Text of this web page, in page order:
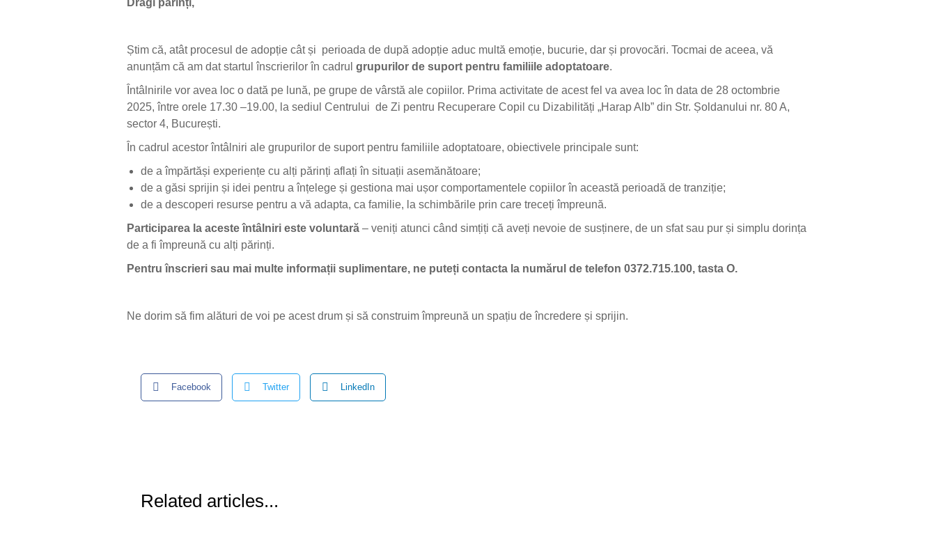
Știm că, atât procesul de adopție cât și perioada de după adopție aduc multă emoție, bucurie, dar și provocări. Tocmai de aceea, vă
anunțăm că am dat startul înscrierilor în cadrul grupurilor de suport pentru familiile adoptatoare.
Întâlnirile vor avea loc o dată pe lună, pe grupe de vârstă ale copiilor. Prima activitate de acest fel va avea loc în data de 28 octombrie
2025, între orele 17.30 –19.00, la sediul Centrului de Zi pentru Recuperare Copil cu Dizabilități „Harap Alb” din Str. Șoldanului nr. 80 A,
sector 4, București.
În cadrul acestor întâlniri ale grupurilor de suport pentru familiile adoptatoare, obiectivele principale sunt:
de a împărtăși experiențe cu alți părinți aflați în situații asemănătoare;
de a găsi sprijin și idei pentru a înțelege și gestiona mai ușor comportamentele copiilor în această perioadă de tranziție;
de a descoperi resurse pentru a vă adapta, ca familie, la schimbările prin care treceți împreună.
Participarea la aceste întâlniri este voluntară – veniți atunci când simțiți că aveți nevoie de susținere, de un sfat sau pur și simplu dorința
de a fi împreună cu alți părinți.
Pentru înscrieri sau mai multe informații suplimentare, ne puteți contacta la numărul de telefon 0372.715.100, tasta O.
Ne dorim să fim alături de voi pe acest drum și să construim împreună un spațiu de încredere și sprijin.
Facebook Twitter LinkedIn
Related articles...